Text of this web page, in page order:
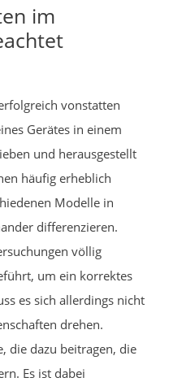
im
vonstatten
Gerätes in einem
und herausgestellt
häufig erheblich
Modelle in
differenzieren.
völlig
um ein korrektes
es sich allerdings nicht
drehen.
die dazu beitragen, die
Es ist dabei